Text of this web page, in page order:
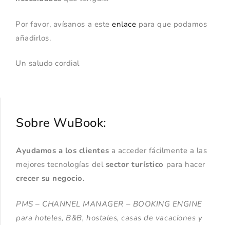
Por favor, avísanos a esteenlace para que podamos
añadirlos.
Un saludo cordial
Sobre WuBook:
Ayudamos a los clientes a acceder fácilmente a las
mejores tecnologías delsector turístico para hacer
crecer su negocio.
PMS – CHANNEL MANAGER – BOOKING ENGINE
para hoteles, B&B, hostales, casas de vacaciones y